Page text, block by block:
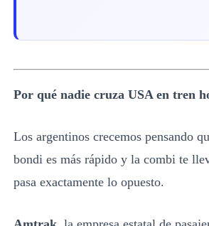
Por qué nadie cruza USA en tren
Los argentinos crecemos pensando
bondi es más rápido y la combi te
pasa exactamente lo opuesto.